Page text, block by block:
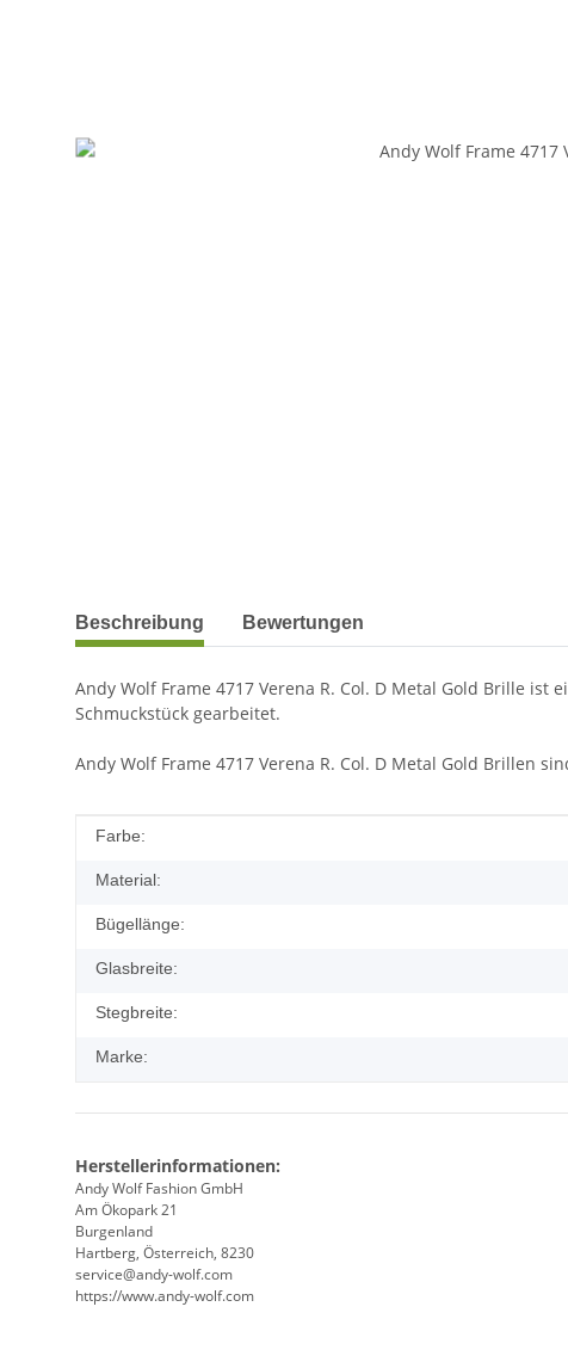
weitere Registerkarten anzeigen
Beschreibung Bewertungen
Andy Wolf Frame 4717 Verena R. Col. D Metal Gold Brille
Schmuckstück gearbeitet.
Andy Wolf Frame 4717 Verena R. Col. D Metal Gold Brillen
Produkteigenschaft
Wert
Farbe:
Material:
Bügellänge:
Glasbreite:
Stegbreite:
Marke:
Herstellerinformationen:
Andy Wolf Fashion GmbH
Am Ökopark 21
Burgenland
Hartberg, Österreich, 8230
service@andy-wolf.com
https://www.andy-wolf.com